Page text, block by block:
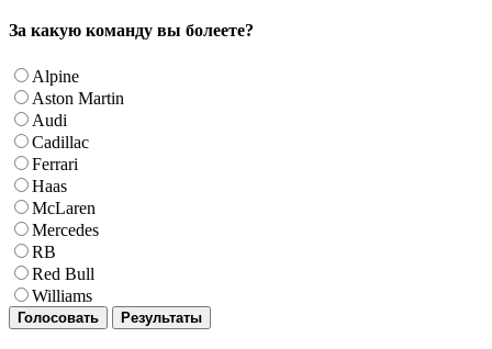
За какую команду вы болеете?
Alpine
Aston Martin
Audi
Cadillac
Ferrari
Haas
McLaren
Mercedes
RB
Red Bull
Williams
Голосовать Результаты